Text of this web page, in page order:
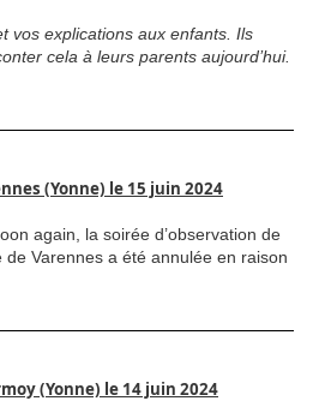
vos explications aux enfants. Ils
cela à leurs parents aujourd’hui.
(Yonne) le 15 juin 2024
again, la soirée d’observation de
Varennes a été annulée en raison
(Yonne) le 14 juin 2024